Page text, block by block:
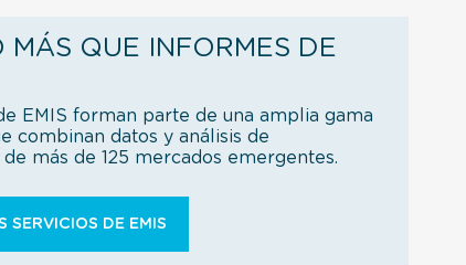
MÁS QUE INFORMES DE
EMIS forman parte de una amplia gama
combinan datos y análisis de
más de 125 mercados emergentes.
SERVICIOS DE EMIS